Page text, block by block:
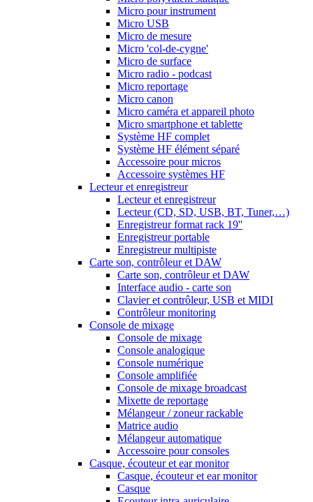
Micro pour instrument
Micro USB
Micro de mesure
Micro 'col-de-cygne'
Micro de surface
Micro radio - podcast
Micro reportage
Micro canon
Micro caméra et appareil photo
Micro smartphone et tablette
Système HF complet
Système HF élément séparé
Accessoire pour micros
Accessoire systèmes HF
Lecteur et enregistreur
Lecteur et enregistreur
Lecteur (CD, SD, USB, BT, Tuner,…)
Enregistreur format rack 19''
Enregistreur portable
Enregistreur multipiste
Carte son, contrôleur et DAW
Carte son, contrôleur et DAW
Interface audio - carte son
Clavier et contrôleur, USB et MIDI
Contrôleur monitoring
Console de mixage
Console de mixage
Console analogique
Console numérique
Console amplifiée
Console de mixage broadcast
Mixette de reportage
Mélangeur / zoneur rackable
Matrice audio
Mélangeur automatique
Accessoire pour consoles
Casque, écouteur et ear monitor
Casque, écouteur et ear monitor
Casque